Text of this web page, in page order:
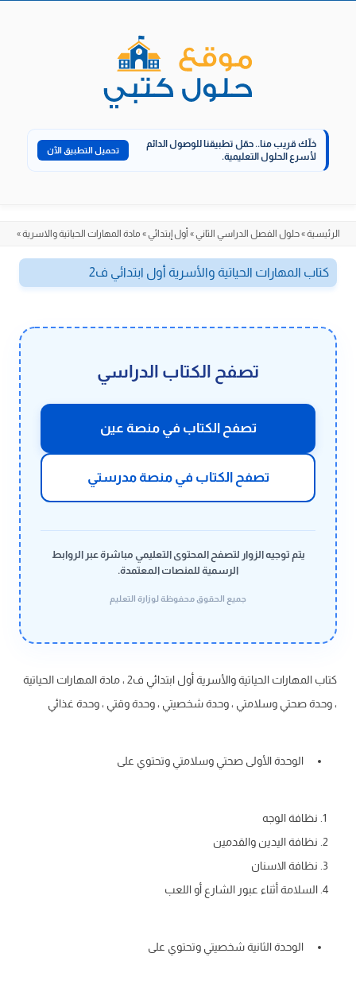
خلّك قريب منا.. حمّل تطبيقنا للوصول الدائم
لأسرع الحلول التعليمية.
تحميل التطبيق الآن
الرئيسية»حلول الفصل الدراسي الثاني» أول إبتدائي» مادة المهارات الحياتية والاسرية»
كتاب المهارات الحياتية والأسرية أول ابتدائي ف2
تصفح الكتاب الدراسي
تصفح الكتاب في منصة عين
تصفح الكتاب في منصة مدرستي
يتم توجيه الزوار لتصفح المحتوى التعليمي مباشرة عبر الروابط
الرسمية للمنصات المعتمدة.
جميع الحقوق محفوظة لوزارة التعليم
كتاب المهارات الحياتية والأسرية أول ابتدائي ف2 ، مادة المهارات الحياتية
، وحدة صحتي وسلامتي ، وحدة شخصيتي ، وحدة وقتي ، وحدة غذائي
الوحدة الأولى صحتي وسلامتي وتحتوي على
نظافة الوجه
نظافة اليدين والقدمين
نظافة الاسنان
السلامة أثناء عبور الشارع أو اللعب
الوحدة الثانية شخصيتي وتحتوي على